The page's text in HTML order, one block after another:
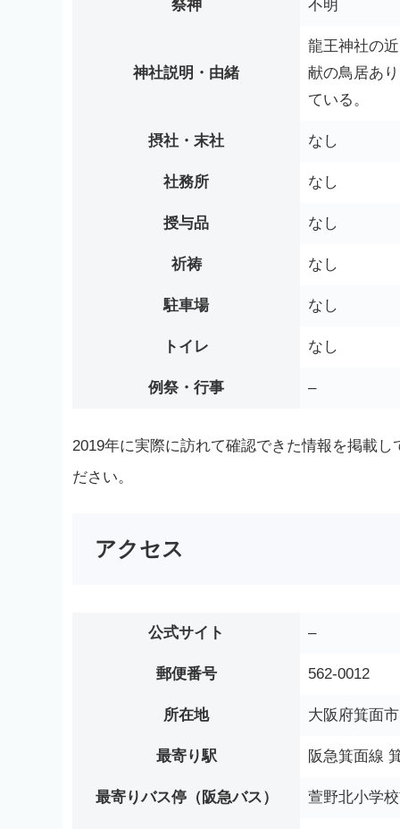
祭神 不明
神社説明・由緒
龍王神社の
献の鳥居あ
ている。
摂社・末社 なし
社務所 なし
授与品 なし
祈祷 なし
駐車場 なし
トイレ なし
例祭・行事 –
2019年に実際に訪れて確認できた情報を掲載
ださい。
アクセス
公式サイト –
郵便番号 562-0012
所在地 大阪府箕面
最寄り駅 阪急箕面線
最寄りバス停（阪急バス） 萱野北小学